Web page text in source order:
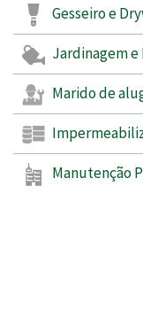
Gesseiro e
Jardinagem e
Marido de
Manutenção